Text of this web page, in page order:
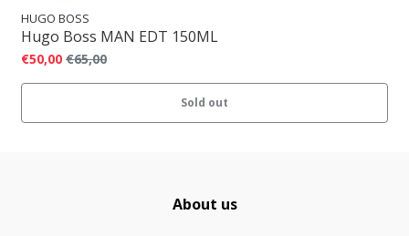
HUGO BOSS
Hugo Boss MAN EDT 150ML
€50,00 €65,00
Sold out
About us